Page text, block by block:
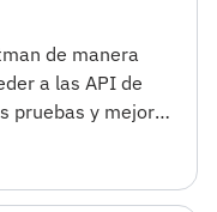
de manera
a las API de
pruebas y mejorar